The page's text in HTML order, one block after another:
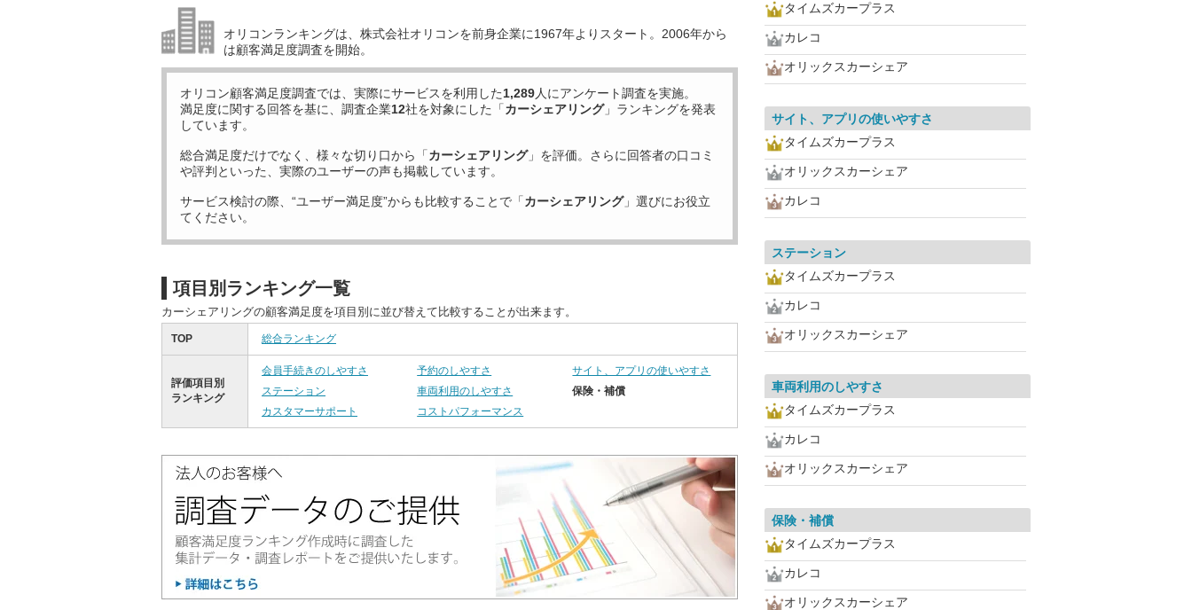
オリコンランキングは、株式会社オリコンを前身企業に1967年よりスタート。2006年から
は顧客満足度調査を開始。
オリコン顧客満足度調査では、実際にサービスを利用した1,289人にアンケート調査を実施。
満足度に関する回答を基に、調査企業12社を対象にした「カーシェアリング」ランキングを発表
しています。
総合満足度だけでなく、様々な切り口から「カーシェアリング」を評価。さらに回答者の口コミ
や評判といった、実際のユーザーの声も掲載しています。
サービス検討の際、“ユーザー満足度”からも比較することで「カーシェアリング」選びにお役立
てください。
項目別ランキング一覧
カーシェアリングの顧客満足度を項目別に並び替えて比較することが出来ます。
TOP 総合ランキング
評価項目別
ランキング
会員手続きのしやすさ 予約のしやすさ
サイト、アプリの使いやすさ
ステーション
車両利用のしやすさ
保険・補償
カスタマーサポート
コストパフォーマンス
タイムズカープラス
カレコ
オリックスカーシェア
サイト、アプリの使いやすさ
タイムズカープラス
オリックスカーシェア
カレコ
ステーション
タイムズカープラス
カレコ
オリックスカーシェア
車両利用のしやすさ
タイムズカープラス
カレコ
オリックスカーシェア
保険・補償
タイムズカープラス
カレコ
オリックスカーシェア